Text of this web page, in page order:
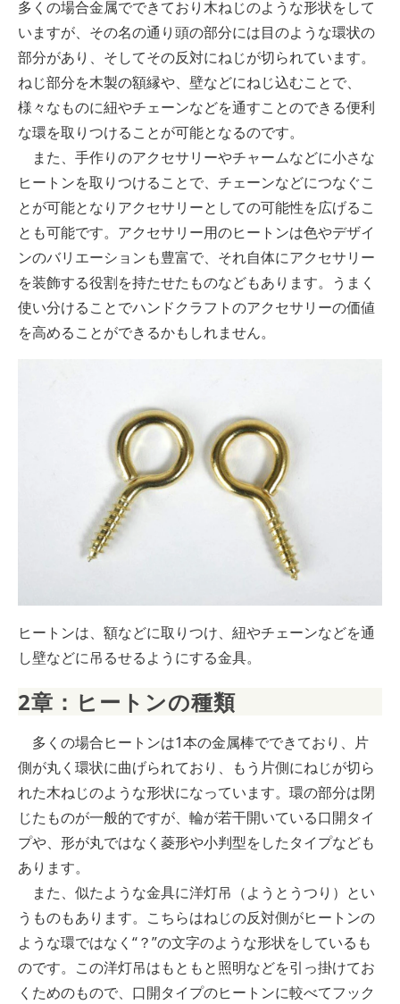
多くの場合金属でできており木ねじのような形状をして
いますが、その名の通り頭の部分には目のような環状の
部分があり、そしてその反対にねじが切られています。
ねじ部分を木製の額縁や、壁などにねじ込むことで、
様々なものに紐やチェーンなどを通すことのできる便利
な環を取りつけることが可能となるのです。
また、手作りのアクセサリーやチャームなどに小さな
ヒートンを取りつけることで、チェーンなどにつなぐこ
とが可能となりアクセサリーとしての可能性を広げるこ
とも可能です。アクセサリー用のヒートンは色やデザイ
ンのバリエーションも豊富で、それ自体にアクセサリー
を装飾する役割を持たせたものなどもあります。うまく
使い分けることでハンドクラフトのアクセサリーの価値
を高めることができるかもしれません。
ヒートンは、額などに取りつけ、紐やチェーンなどを通
し壁などに吊るせるようにする金具。
2章：ヒートンの種類
多くの場合ヒートンは1本の金属棒でできており、片
側が丸く環状に曲げられており、もう片側にねじが切ら
れた木ねじのような形状になっています。環の部分は閉
じたものが一般的ですが、輪が若干開いている口開タイ
プや、形が丸ではなく菱形や小判型をしたタイプなども
あります。
また、似たような金具に洋灯吊（ようとうつり）とい
うものもあります。こちらはねじの反対側がヒートンの
ような環ではなく“？”の文字のような形状をしているも
のです。この洋灯吊はもともと照明などを引っ掛けてお
くためのもので、口開タイプのヒートンに較べてフック